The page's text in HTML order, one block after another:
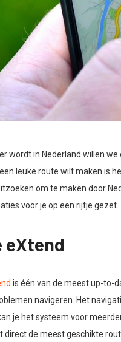
wordt in Nederland willen
leuke route wilt maken is
om te maken door
voor je op een rijtje gezet.
eXtend
is één van de meest up-to-
navigeren. Het
je het systeem voor
direct de meest geschikte